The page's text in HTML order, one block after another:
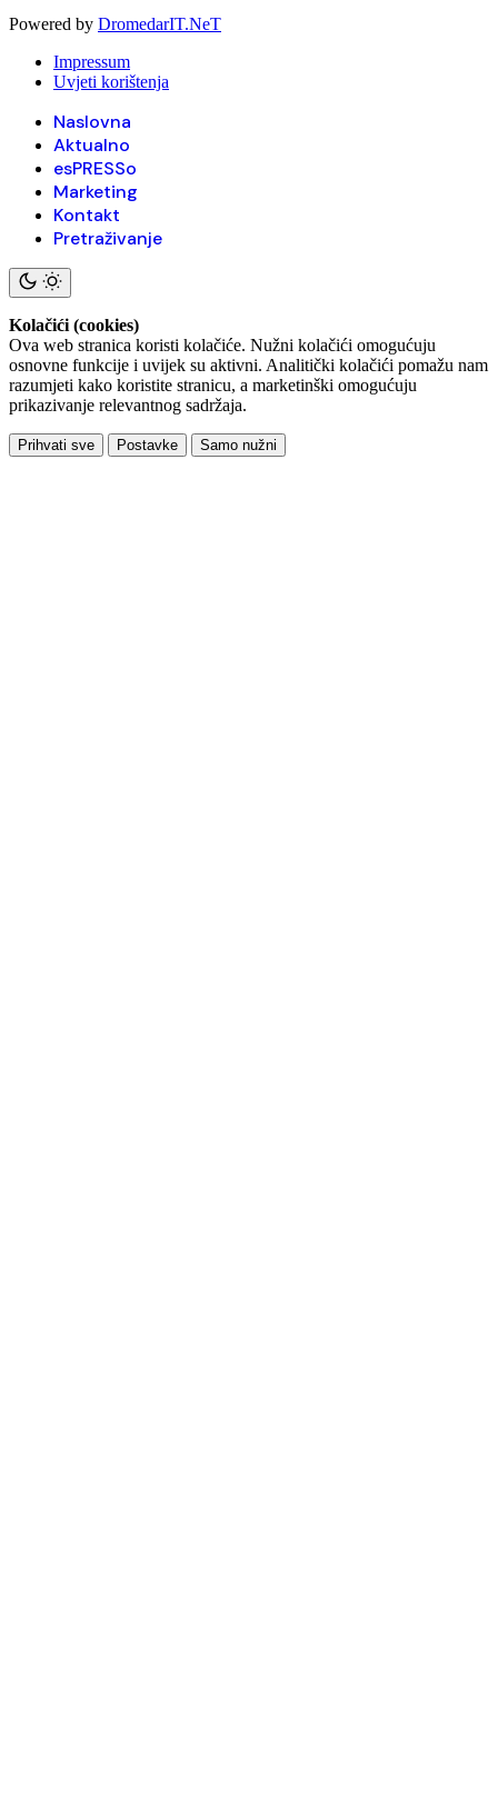
Powered by DromedarIT.NeT
Impressum
Uvjeti korištenja
Naslovna
Aktualno
esPRESSo
Marketing
Kontakt
Pretraživanje
Kolačići (cookies)
Ova web stranica koristi kolačiće. Nužni kolačići omogućuju
osnovne funkcije i uvijek su aktivni. Analitički kolačići pomažu nam
razumjeti kako koristite stranicu, a marketinški omogućuju
prikazivanje relevantnog sadržaja.
Prihvati sve Postavke Samo nužni